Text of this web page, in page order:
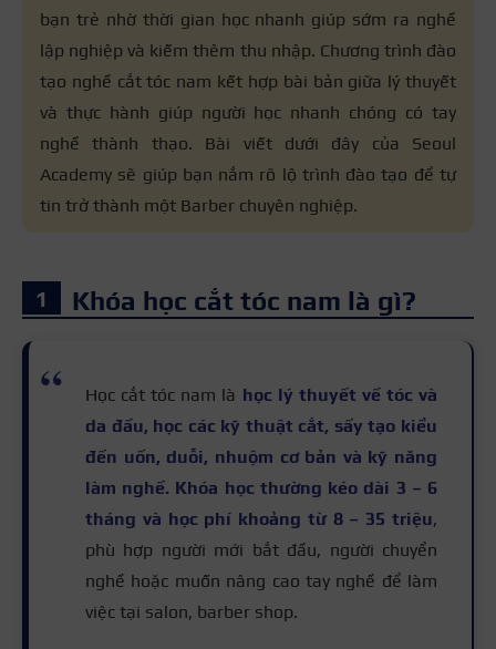
đào tạo và kinh nghiệm giảng dạy
thực tế, đồng thời được cập nhật
thường xuyên để đảm bảo tính chính
xác.
bạn trẻ nhờ thời gian học nhanh giúp sớm ra nghề
lập nghiệp và kiếm thêm thu nhập. Chương trình đào
tạo nghề cắt tóc nam kết hợp bài bản giữa lý thuyết
và thực hành giúp người học nhanh chóng có tay
nghề thành thạo. Bài viết dưới đây của Seoul
Academy sẽ giúp bạn nắm rõ lộ trình đào tạo để tự
tin trở thành một Barber chuyên nghiệp.
Khóa học cắt tóc nam là gì?
Học cắt tóc nam là học lý thuyết về tóc và
da đầu, học các kỹ thuật cắt, sấy tạo kiểu
đến uốn, duỗi, nhuộm cơ bản và kỹ năng
làm nghề. Khóa học thường kéo dài 3 – 6
tháng và học phí khoảng từ 8 – 35 triệu,
phù hợp người mới bắt đầu, người chuyển
nghề hoặc muốn nâng cao tay nghề để làm
việc tại salon, barber shop.